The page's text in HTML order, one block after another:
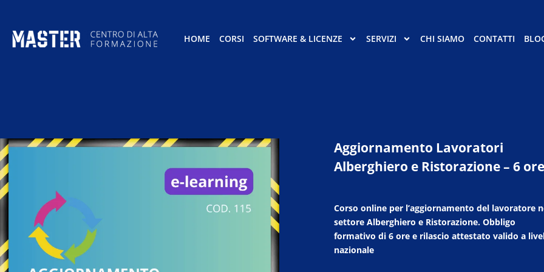
HOME CORSI SOFTWARE & LICENZE SERVIZI CHI SIAMO CONTATTI
Aggiornamento Lavoratori
Alberghiero e Ristorazione – 6 ore
Corso online per l’aggiornamento del lavoratore
settore Alberghiero e Ristorazione. Obbligo
formativo di 6 ore e rilascio attestato valido a
nazionale